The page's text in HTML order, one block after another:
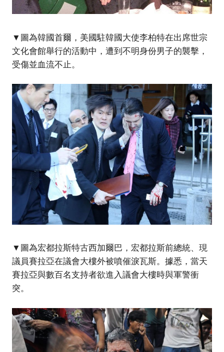
▼圖為韓國首爾，美國駐韓國大使李柏特在出席世宗
文化會館舉行的活動中，遭到不明身份男子的襲擊，
受傷並血流不止。
▼圖為宏都拉斯特古西加爾巴，宏都拉斯前總統、現
議員賽拉亞在議會大樓外被噴催淚瓦斯。據悉，當天
賽拉亞與數百名支持者欲進入議會大樓時與軍警衝
突。